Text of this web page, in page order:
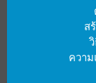
ส
ความ